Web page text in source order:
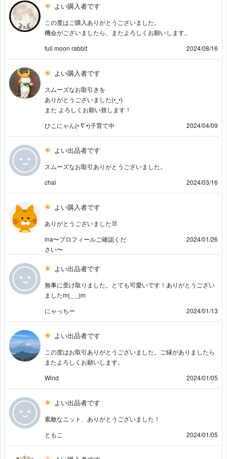
よい購入者です
この度はご購入ありがとうございました。
機会がございましたら、またよろしくお願いします。
full moon rabbit
2024/08/16
よい購入者です
スムーズなお取引きを
ありがとうございました(•‿•)
また よろしくお願い致します！
ひこにゃん(⁠• ⁠∇ •⁠)子育て中
2024/04/09
よい出品者です
スムーズなお取引ありがとうございました。
chai
2024/03/16
よい購入者です
ありがとうございました🐰
ina〜プロフィールご確認くだ
さい〜
2024/01/26
よい出品者です
無事に受け取りました。とても可愛いです！ありがとうござい
ましたm(_ _)m
にゃっちー
2024/01/13
よい出品者です
この度はお取引ありがとうございました。ご縁がありましたら
またよろしくお願いします。
Wind
2024/01/05
よい出品者です
素敵なニット、ありがとうございました！
ともこ
2024/01/05